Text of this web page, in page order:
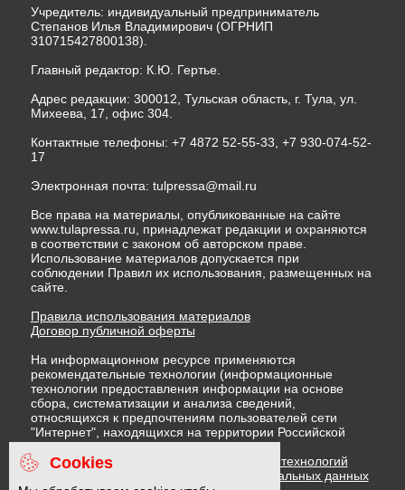
Учредитель: индивидуальный предприниматель
Степанов Илья Владимирович (ОГРНИП
310715427800138).
Главный редактор: К.Ю. Гертье.
Адрес редакции: 300012, Тульская область, г. Тула, ул.
Михеева, 17, офис 304.
Контактные телефоны: +7 4872 52-55-33, +7 930-074-52-
17
Электронная почта: tulpressa@mail.ru
Все права на материалы, опубликованные на сайте
www.tulapressa.ru, принадлежат редакции и охраняются
в соответствии с законом об авторском праве.
Использование материалов допускается при
соблюдении Правил их использования, размещенных на
сайте.
Правила использования материалов
Договор публичной оферты
На информационном ресурсе применяются
рекомендательные технологии (информационные
технологии предоставления информации на основе
сбора, систематизации и анализа сведений,
относящихся к предпочтениям пользователей сети
"Интернет", находящихся на территории Российской
Федерации)
Правила применения рекомендательных технологий
Политика в отношении обработки персональных данных
Cookies